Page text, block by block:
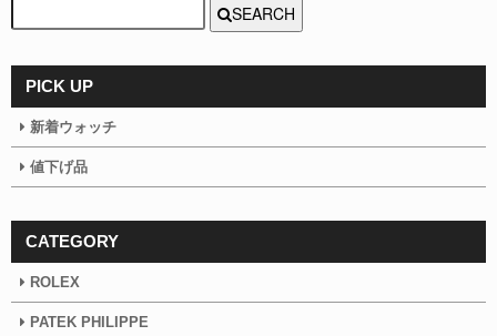
SEARCH
PICK UP
新着ウォッチ
値下げ品
CATEGORY
ROLEX
PATEK PHILIPPE